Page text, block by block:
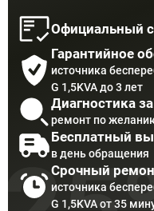
Официальный
Гарантийное
источника
G 1,5KVA до 3 лет
Диагностика
ремонт по
Бесплатный
в день обращения
Срочный
источника
G 1,5KVA от 35